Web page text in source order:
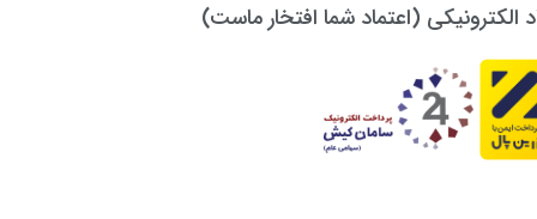
الکترونیکی (اعتماد شما افتخار ماست)